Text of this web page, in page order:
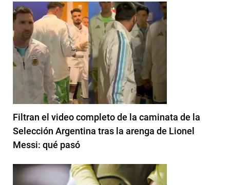
Filtran el video completo de la caminata de la
Selección Argentina tras la arenga de Lionel
Messi: qué pasó